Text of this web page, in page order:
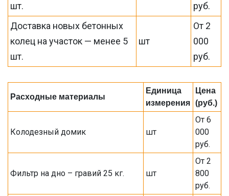
шт.
руб.
Доставка новых бетонных
колец на участок — менее 5
шт.
шт
От 2
000
руб.
Расходные материалы
Единица
измерения
Цена
(руб.)
Колодезный домик шт
От 6
000
руб.
Фильтр на дно – гравий 25 кг. шт
От 2
800
руб.